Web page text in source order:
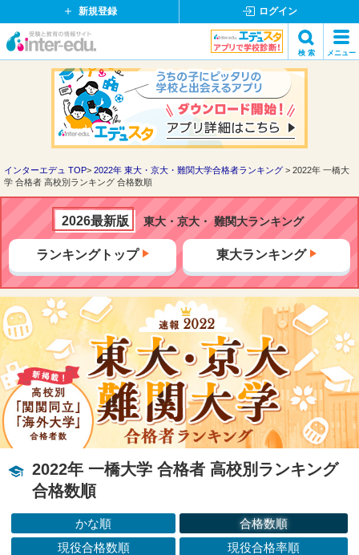
新規登録 ログイン
イ
ド
ッ
ト
検 索 メニュー
検索
インターエデュ TOP 2022年 東大・京大・難関大学合格者ランキング
2022年 一橋大
学 合格者 高校別ランキング 合格数順
2026最新版 東大・京大・ 難関大ランキング
ランキングトップ 東大ランキング
2022年 一橋大学 合格者 高校別ランキング
合格数順
かな順
合格数順
現役合格数順
現役合格率順